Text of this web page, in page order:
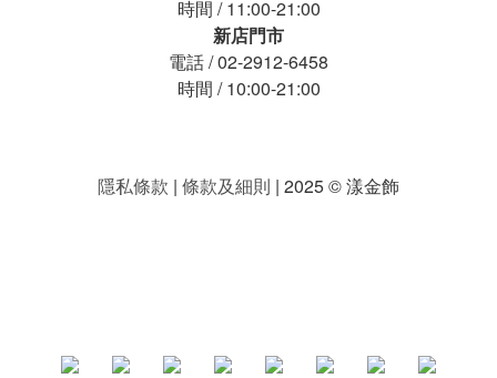
時間 / 11:00-21:00
新店門市
電話 / 02-2912-6458
時間 / 10:00-21:00
隱私條款 | 條款及細則 | 2025 © 漾金飾